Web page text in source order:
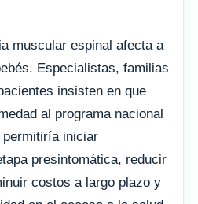
muscular espinal afecta a
Especialistas, familias
insisten en que
al programa nacional
permitiría iniciar
presintomática, reducir
costos a largo plazo y